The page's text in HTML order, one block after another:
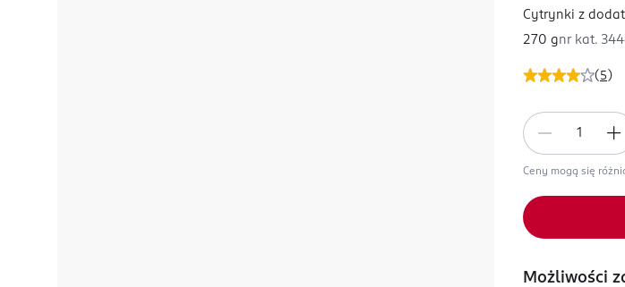
( 5 )
Cytrynki z
270 gnr kat.
Ceny mogą się
Możliwości